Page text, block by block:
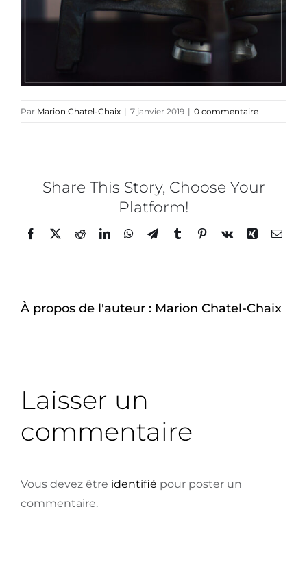
À-propos
Par Marion Chatel-Chaix | 7 janvier 2019 | 0 commentaire
Share This Story, Choose Your
Platform!
Facebook
TwitterRedditLinkedInWhatsApp
TelegramTumblrPinterest
Vk Xing Email
À propos de l'auteur : Marion Chatel-Chaix
Laisser un
commentaire
Vous devez être identifié pour poster un
commentaire.